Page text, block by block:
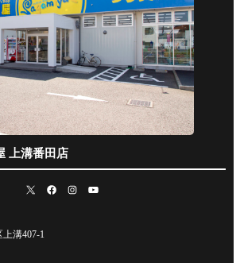
上溝番田店
溝407-1